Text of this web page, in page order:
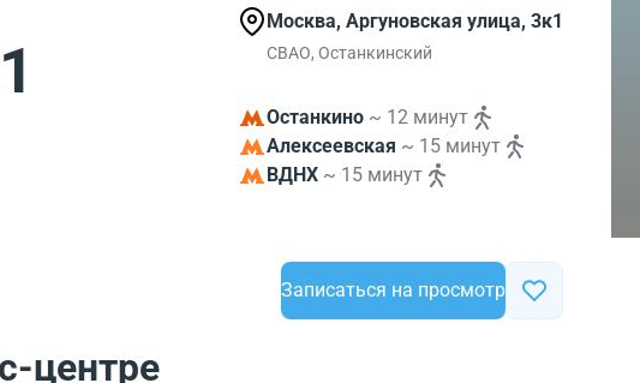
Москва, Аргуновская улица, 3к1
СВАО, Останкинский
Останкино ~ 12 минут
Алексеевская ~ 15 минут
ВДНХ ~ 15 минут
Записаться на просмотр
центре